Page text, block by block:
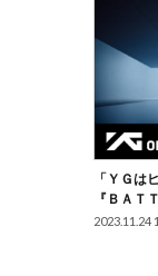
「ＹＧは
『ＢＡＴ
2023.11.24